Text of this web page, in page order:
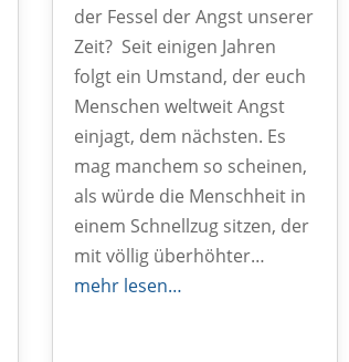
der Fessel der Angst unserer
Zeit? Seit einigen Jahren
folgt ein Umstand, der euch
Menschen weltweit Angst
einjagt, dem nächsten. Es
mag manchem so scheinen,
als würde die Menschheit in
einem Schnellzug sitzen, der
mit völlig überhöhter…
mehr lesen…